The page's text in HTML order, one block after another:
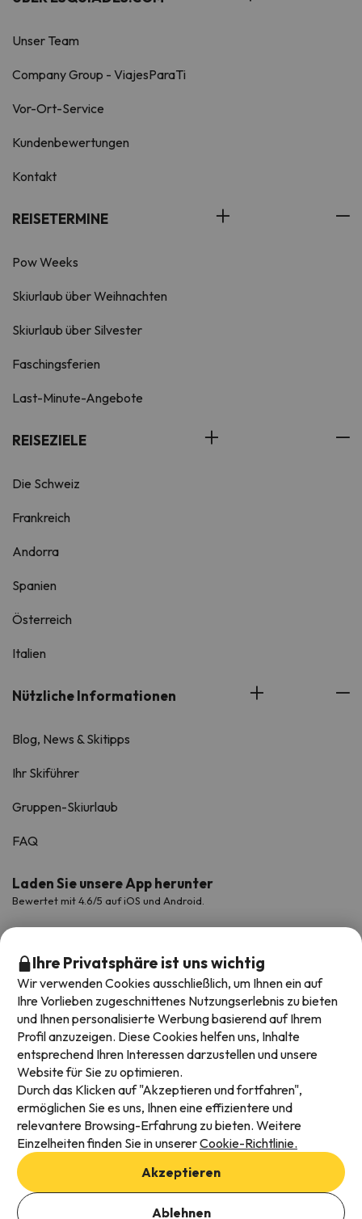
Daten hinzufügen, um Verfügbarkeit zu prüfen
Unser Team
Company Group - ViajesParaTi
Vor-Ort-Service
Kundenbewertungen
Kontakt
REISETERMINE
Pow Weeks
Skiurlaub über Weihnachten
Skiurlaub über Silvester
Faschingsferien
Last-Minute-Angebote
REISEZIELE
Die Schweiz
Frankreich
Andorra
Spanien
Österreich
Italien
Nützliche Informationen
Blog, News & Skitipps
Ihr Skiführer
Gruppen-Skiurlaub
FAQ
Laden Sie unsere App herunter
Bewertet mit 4.6/5 auf iOS und Android.
Verfügbare Zahlungsarten
Impressum und AGBs
Datenschutz
Cookies Richtlinien
Ihre Privatsphäre ist uns wichtig
Wir verwenden Cookies ausschließlich, um Ihnen ein auf
Ihre Vorlieben zugeschnittenes Nutzungserlebnis zu bieten
und Ihnen personalisierte Werbung basierend auf Ihrem
Profil anzuzeigen. Diese Cookies helfen uns, Inhalte
entsprechend Ihren Interessen darzustellen und unsere
Website für Sie zu optimieren.
Durch das Klicken auf "Akzeptieren und fortfahren",
ermöglichen Sie es uns, Ihnen eine effizientere und
relevantere Browsing-Erfahrung zu bieten. Weitere
Einzelheiten finden Sie in unsererCookie-Richtlinie.
Akzeptieren
Ablehnen